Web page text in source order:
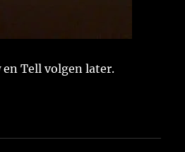
en Tell volgen later.